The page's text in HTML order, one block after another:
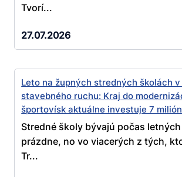
Tvorí...
27.07.2026
Leto na župných stredných školách
stavebného ruchu: Kraj do
športovísk aktuálne investuje 7
Stredné školy bývajú počas
prázdne, no vo viacerých z tých,
Tr...